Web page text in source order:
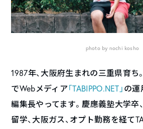
photo by nochi kosho
1987年、大阪府生まれの三重県育ち
でWebメディア「TABIPPO.NET」 の運
編集長やってます。慶應義塾大学卒
留学、大阪ガス、オプト勤務を経て